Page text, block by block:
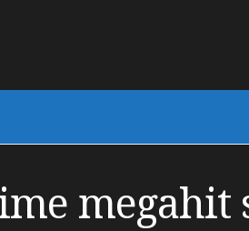
megahit